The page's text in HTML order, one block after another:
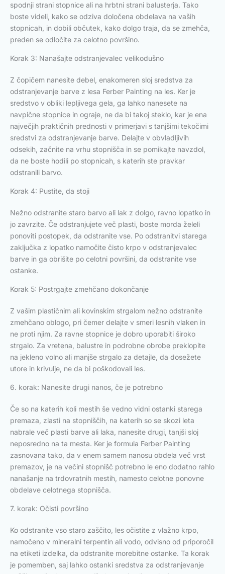
spodnji strani stopnice ali na hrbtni strani balusterja. Tako
boste videli, kako se odziva določena obdelava na vaših
stopnicah, in dobili občutek, kako dolgo traja, da se zmehča,
preden se odločite za celotno površino.
Korak 3: Nanašajte odstranjevalec velikodušno
Z čopičem nanesite debel, enakomeren sloj sredstva za
odstranjevanje barve z lesa Ferber Painting na les. Ker je
sredstvo v obliki lepljivega gela, ga lahko nanesete na
navpične stopnice in ograje, ne da bi takoj steklo, kar je ena
največjih praktičnih prednosti v primerjavi s tanjšimi tekočimi
sredstvi za odstranjevanje barve. Delajte v obvladljivih
odsekih, začnite na vrhu stopnišča in se pomikajte navzdol,
da ne boste hodili po stopnicah, s katerih ste pravkar
odstranili barvo.
Korak 4: Pustite, da stoji
Nežno odstranite staro barvo ali lak z dolgo, ravno lopatko in
jo zavrzite. Če odstranjujete več plasti, boste morda želeli
ponoviti postopek, da odstranite vse. Po odstranitvi starega
zaključka z lopatko namočite čisto krpo v odstranjevalec
barve in ga obrišite po celotni površini, da odstranite vse
ostanke.
Korak 5: Postrgajte zmehčano dokončanje
Z vašim plastičnim ali kovinskim strgalom nežno odstranite
zmehčano oblogo, pri čemer delajte v smeri lesnih vlaken in
ne proti njim. Za ravne stopnice je dobro uporabiti široko
strgalo. Za vretena, balustre in podrobne obrobe preklopite
na jekleno volno ali manjše strgalo za detajle, da dosežete
utore in krivulje, ne da bi poškodovali les.
6. korak: Nanesite drugi nanos, če je potrebno
Če so na katerih koli mestih še vedno vidni ostanki starega
premaza, zlasti na stopniščih, na katerih so se skozi leta
nabrale več plasti barve ali laka, nanesite drugi, tanjši sloj
neposredno na ta mesta. Ker je formula Ferber Painting
zasnovana tako, da v enem samem nanosu obdela več vrst
premazov, je na večini stopnišč potrebno le eno dodatno rahlo
nanašanje na trdovratnih mestih, namesto celotne ponovne
obdelave celotnega stopnišča.
7. korak: Očisti površino
Ko odstranite vso staro zaščito, les očistite z vlažno krpo,
namočeno v mineralni terpentin ali vodo, odvisno od priporočil
na etiketi izdelka, da odstranite morebitne ostanke. Ta korak
je pomemben, saj lahko ostanki sredstva za odstranjevanje